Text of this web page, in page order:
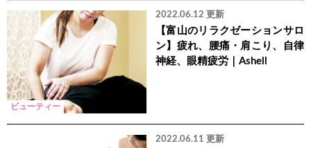
ビューティー
2022.06.12 更新
【富山のリラクゼーションサロ
ン】疲れ、腰痛・肩こり、自律
神経、眼精疲労｜Ashell
2022.06.11 更新